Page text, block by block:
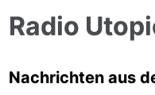
Radio
Nachrichten aus